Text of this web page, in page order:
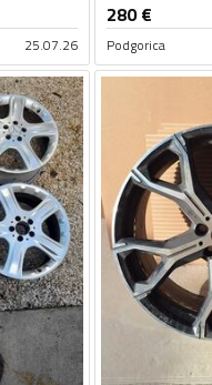
25.07.26
280€
Podgorica